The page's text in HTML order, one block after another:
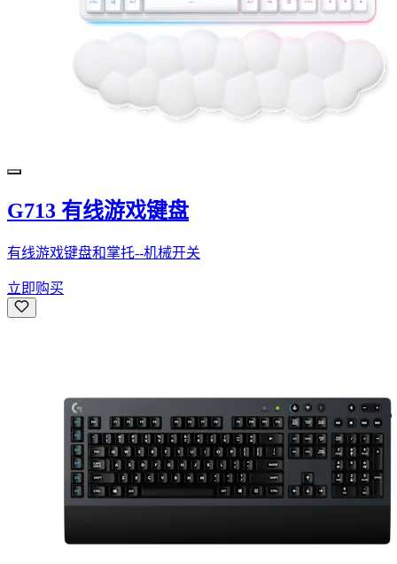
G713 有线游戏键盘
有线游戏键盘和掌托--机械开关
立即购买